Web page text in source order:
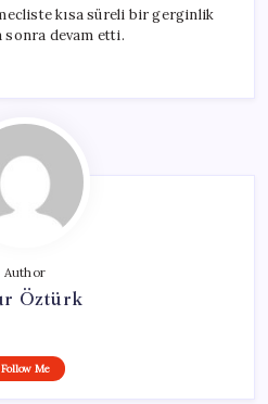
kısa süreli bir gerginlik
sonra devam etti.
Author
Öztürk
Follow Me